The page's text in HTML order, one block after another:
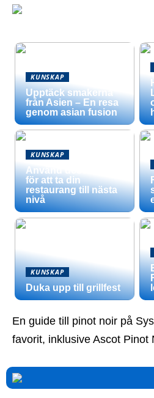
KUNSKAP
Upptäck smakerna
från Asien – En resa
genom asian fusion
KUNSKAP
Använd dessa tips
för att ta din
restaurang till nästa
nivå
KUNSKAP
Duka upp till grillfest
En guide till pinot noir på
favorit, inklusive Ascot Pinot